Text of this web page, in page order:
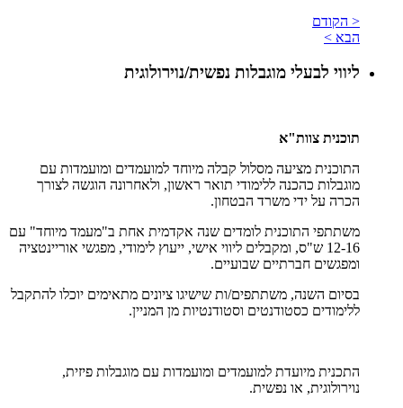
< הקודם
הבא >
ליווי לבעלי מוגבלות נפשית/נוירולוגית
תוכנית צוות"א
התוכנית מציעה מסלול קבלה מיוחד למועמדים ומועמדות עם
מוגבלות כהכנה ללימודי תואר ראשון, ולאחרונה הוגשה לצורך
הכרה על ידי משרד הבטחון.
משתתפי התוכנית לומדים שנה אקדמית אחת ב"מעמד מיוחד" עם
12-16 ש"ס, ומקבלים ליווי אישי, ייעוץ לימודי, מפגשי אוריינטציה
ומפגשים חברתיים שבועיים.
בסיום השנה, משתתפים/ות שישיגו ציונים מתאימים יוכלו להתקבל
ללימודים כסטודנטים וסטודנטיות מן המניין.
התכנית מיועדת למועמדים ומועמדות עם מוגבלות פיזית,
נוירולוגית, או נפשית.